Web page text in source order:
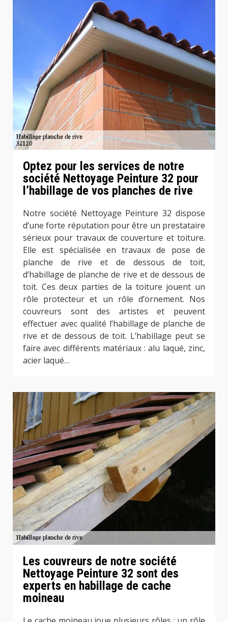
Optez pour les services de notre
société Nettoyage Peinture 32 pour
l’habillage de vos planches de rive
Notre société Nettoyage Peinture 32 dispose
d’une forte réputation pour être un prestataire
sérieux pour travaux de couverture et toiture.
Elle est spécialisée en travaux de pose de
planche de rive et de dessous de toit,
d’habillage de planche de rive et de dessous de
toit. Ces deux parties de la toiture jouent un
rôle protecteur et un rôle d’ornement. Nos
couvreurs sont des artistes et peuvent
effectuer avec qualité l’habillage de planche de
rive et de dessous de toit. L’habillage peut se
faire avec différents matériaux : alu laqué, zinc,
acier laqué…
Les couvreurs de notre société
Nettoyage Peinture 32 sont des
experts en habillage de cache
moineau